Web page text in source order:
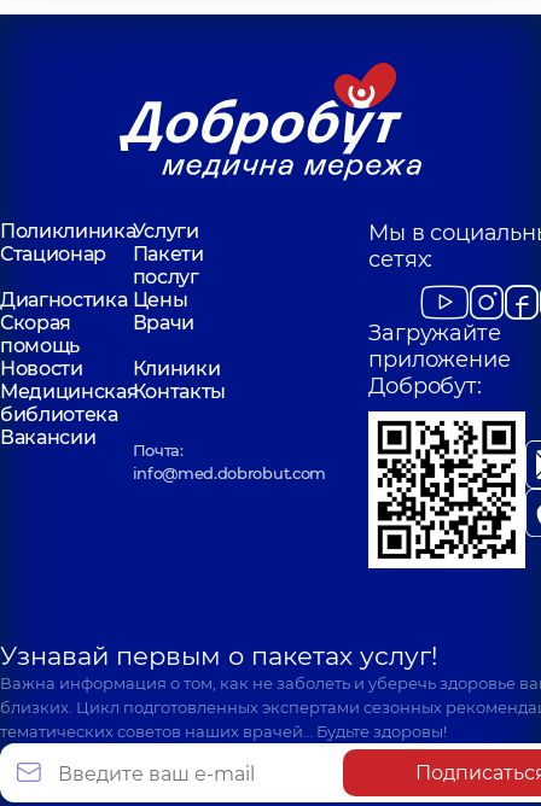
ПоликлиникаУслуги
Стационар
Пакети
послуг
Диагностика Цены
Скорая
помощь
Врачи
Новости
Клиники
Медицинская
библиотека
Контакты
Вакансии
Почта:
info@med.dobrobut.com
Мы в
сетях:
Загружайте
приложение
Добробут:
Узнавай первым о пакетах услуг!
Важна информация о том, как не заболеть и уберечь здоровье
близких. Цикл подготовленных экспертами сезонных
тематических советов наших врачей… Будьте здоровы!